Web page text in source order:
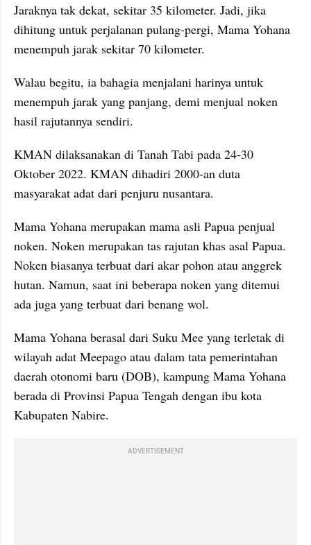
Jaraknya tak dekat, sekitar 35 kilometer. Jadi, jika
dihitung untuk perjalanan pulang-pergi, Mama Yohana
menempuh jarak sekitar 70 kilometer.
Walau begitu, ia bahagia menjalani harinya untuk
menempuh jarak yang panjang, demi menjual noken
hasil rajutannya sendiri.
KMAN dilaksanakan di Tanah Tabi pada 24-30
Oktober 2022. KMAN dihadiri 2000-an duta
masyarakat adat dari penjuru nusantara.
Mama Yohana merupakan mama asli Papua penjual
noken. Noken merupakan tas rajutan khas asal Papua.
Noken biasanya terbuat dari akar pohon atau anggrek
hutan. Namun, saat ini beberapa noken yang ditemui
ada juga yang terbuat dari benang wol.
Mama Yohana berasal dari Suku Mee yang terletak di
wilayah adat Meepago atau dalam tata pemerintahan
daerah otonomi baru (DOB), kampung Mama Yohana
berada di Provinsi Papua Tengah dengan ibu kota
Kabupaten Nabire.
ADVERTISEMENT